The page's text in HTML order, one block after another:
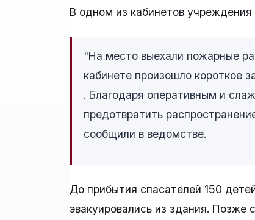
В одном из кабинетов
"На место выехали пожарные
кабинете произошло короткое
. Благодаря оперативным и
предотвратить
сообщили в ведомстве.
До прибытия спасателей 150
эвакуировались из здания.